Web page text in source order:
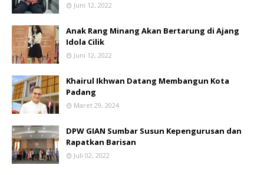
Juni 12, 2022
Anak Rang Minang Akan Bertarung di Ajang
Idola Cilik
Juni 12, 2022
Khairul Ikhwan Datang Membangun Kota
Padang
Maret 29, 2024
DPW GIAN Sumbar Susun Kepengurusan dan
Rapatkan Barisan
Juli 02, 2022